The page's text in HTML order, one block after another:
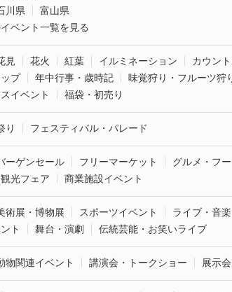
川県
富山県
ベント一覧を見る
見 花火 紅葉 イルミネーション カウン
プ
年中行事・歳時記
味覚狩り・フルーツ狩
イベント
福袋・初売り
り フェスティバル・パレード
ーゲンセール フリーマーケット
グルメ・フ
光フェア
商業施設イベント
術展・博物展 スポーツイベント
ライブ・音
ト
舞台・演劇 伝統芸能・お笑いライブ
物関連イベント 講演会・トークショー 展示会